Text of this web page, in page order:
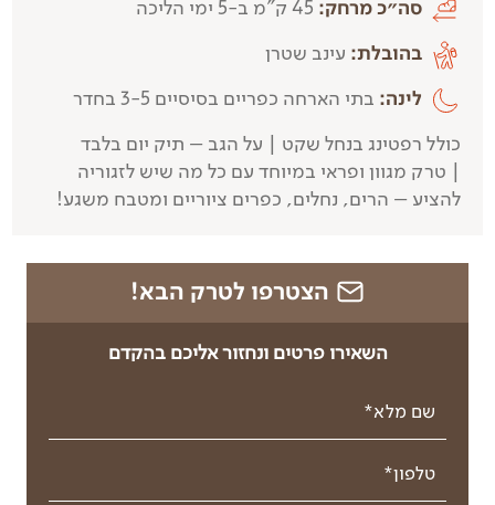
סה״כ מרחק:
בהובלת: עינב שטרן
לינה: בתי הארחה כפריים בסיסיים 3-5 בחדר
כולל רפטינג בנחל שקט | על הגב – תיק יום בלבד​​
| טרק מגוון ופראי במיוחד עם כל מה שיש לזגוריה
להציע – הרים, נחלים, כפרים ציוריים ומטבח משגע!
הצטרפו לטרק הבא!
השאירו פרטים ונחזור אליכם בהקדם
שם מלא*
טלפון*